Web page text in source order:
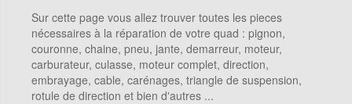
Sur cette page vous allez trouver toutes les pieces
nécessaires à la réparation de votre quad : pignon,
couronne, chaine, pneu, jante, demarreur, moteur,
carburateur, culasse, moteur complet, direction,
embrayage, cable, carénages, triangle de suspension,
rotule de direction et bien d'autres ...